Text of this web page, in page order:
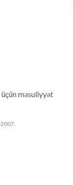
məsuliyyət